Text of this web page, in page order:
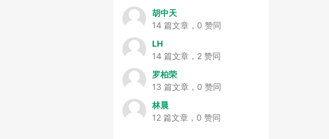
胡中天
14 篇文章，0 赞同
LH
14 篇文章，2 赞同
罗柏荣
13 篇文章，0 赞同
林晨
12 篇文章，0 赞同